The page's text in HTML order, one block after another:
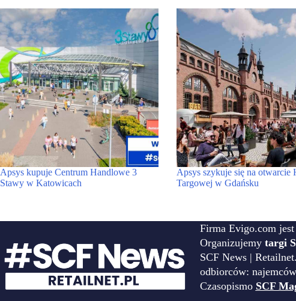
Apsys kupuje Centrum Handlowe 3
Stawy w Katowicach
Apsys szykuje się na otwarcie
Targowej w Gdańsku
Firma Evigo.com
Organizujemy targi
SCF News |
odbiorców:
Czasopismo SCF